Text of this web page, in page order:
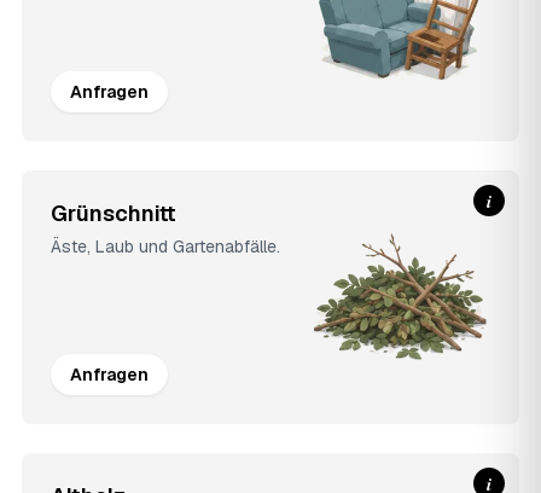
Anfragen
Grünschnitt
Äste, Laub und Gartenabfälle.
Anfragen
i
i